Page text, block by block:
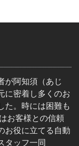
が阿知須（あじ
に密着し多くのお
た。時には困難も
お客様との信頼
お役に立てる自動
タッフ一同